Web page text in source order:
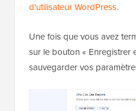
d'utilisateur WordPress.
Une fois que vous avez
sur le bouton « Enregistrer
sauvegarder vos